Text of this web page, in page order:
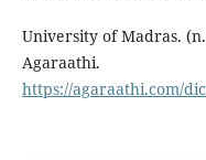
University of Madras.
Agaraathi.
https://agaraathi.com/